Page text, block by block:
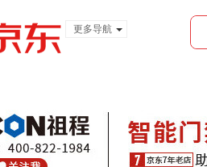
更多导航